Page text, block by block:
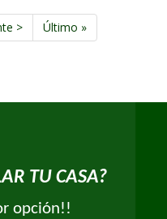
>
Última
página
Último »
TU CASA?
opción!!